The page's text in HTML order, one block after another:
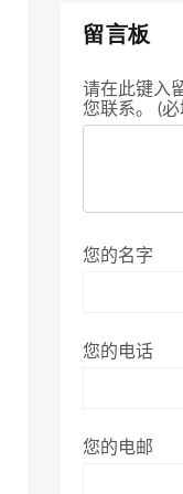
留言板
请在此键入
您联系。 (必
您的名字
您的电话
您的电邮